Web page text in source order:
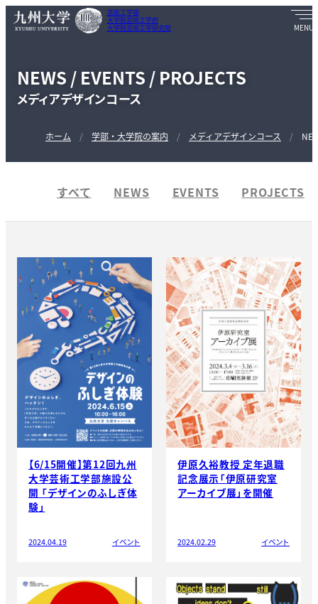
芸術工学部
大学院芸術工学府
大学院芸術工学研究院
NEWS / EVENTS / PROJECTS
メディアデザインコース
ホーム 学部・大学院の案内 メディアデザインコース
すべて NEWS EVENTS PROJECTS
【6/15開催】第12回九州
大学芸術工学部施設公
開 「デザインのふしぎ体
験」
2024.04.19 イベント
伊原久裕教授 定年退職
記念展示「伊原研究室
アーカイブ展」を開催
2024.02.29 イベント